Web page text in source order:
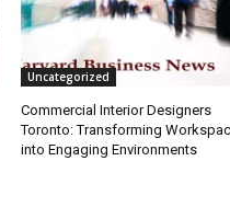
Uncategorized
Commercial Interior Designers
Toronto: Transforming
into Engaging Environments